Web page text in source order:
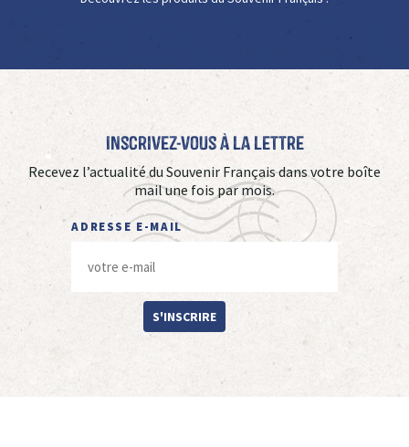
Inscrivez-vous à La Lettre
Recevez l’actualité du Souvenir Français dans votre boîte
mail une fois par mois.
ADRESSE E-MAIL
S'INSCRIRE